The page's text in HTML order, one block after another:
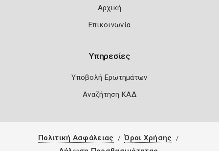
Αρχική
Επικοινωνία
Υπηρεσίες
Υποβολή Ερωτημάτων
Αναζήτηση ΚΑΔ
Πολιτική Ασφάλειας
Όροι Χρήσης